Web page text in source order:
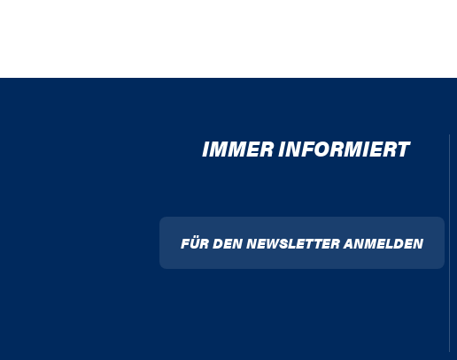
IMMER INFORMIERT
FÜR DEN NEWSLETTER ANMELDEN